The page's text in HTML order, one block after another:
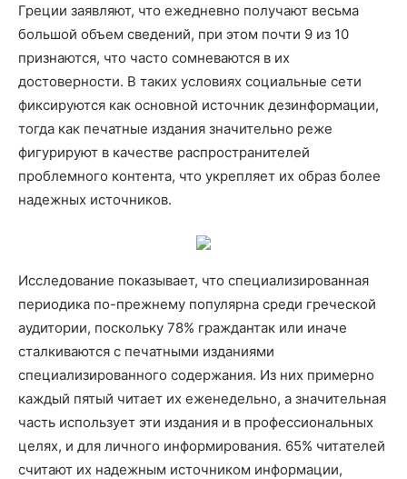
Греции заявляют, что ежедневно получают весьма
большой объем сведений, при этом почти 9 из 10
признаются, что часто сомневаются в их
достоверности. В таких условиях социальные сети
фиксируются как основной источник дезинформации,
тогда как печатные издания значительно реже
фигурируют в качестве распространителей
проблемного контента, что укрепляет их образ более
надежных источников.
Исследование показывает, что специализированная
периодика по-прежнему популярна среди греческой
аудитории, поскольку 78% граждантак или иначе
сталкиваются с печатными изданиями
специализированного содержания. Из них примерно
каждый пятый читает их еженедельно, а значительная
часть использует эти издания и в профессиональных
целях, и для личного информирования. 65% читателей
считают их надежным источником информации,